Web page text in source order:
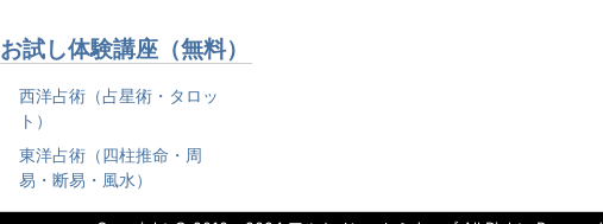
お試し体験講座（無料）
西洋占術（占星術・タロッ
ト）
東洋占術（四柱推命・周
易・断易・風水）